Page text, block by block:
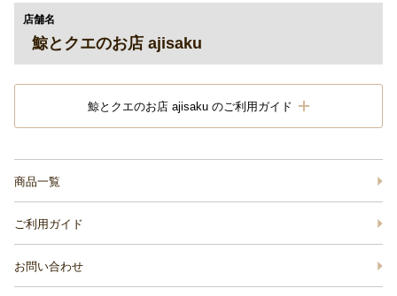
店舗名
鯨とクエのお店 ajisaku
鯨とクエのお店 ajisaku のご利用ガイド
商品一覧
ご利用ガイド
お問い合わせ